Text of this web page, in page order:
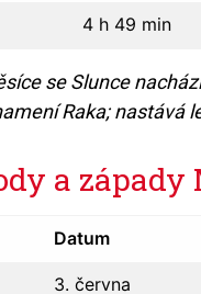
4 h 49 min
se Slunce
Raka;
a západy
Datum
3. června